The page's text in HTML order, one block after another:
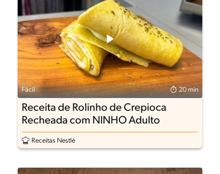
Fácil 20 min
Receita de Rolinho de Crepioca
Recheada com NINHO Adulto
Receitas Nestlé